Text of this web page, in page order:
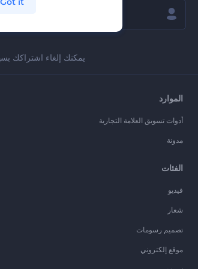
يمكنك إلغاء اشتراكك
الموارد
أدوات تسويق العلامة التجارية
مدونة
الفئات
فيديو
شعار
تصميم رسومات
موقع إلكتروني